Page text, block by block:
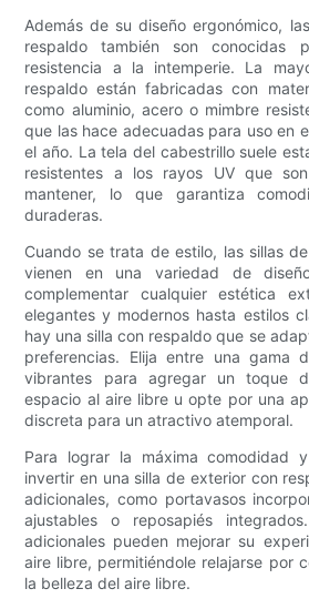
Además de su diseño ergonómico,
respaldo también son conocidas
resistencia a la intemperie. La
respaldo están fabricadas con
como aluminio, acero o mimbre
que las hace adecuadas para uso en
el año. La tela del cabestrillo suele
resistentes a los rayos UV que
mantener, lo que garantiza
duraderas.
Cuando se trata de estilo, las sillas
vienen en una variedad de
complementar cualquier estética
elegantes y modernos hasta estilos
hay una silla con respaldo que se
preferencias. Elija entre una gama
vibrantes para agregar un toque
espacio al aire libre u opte por una
discreta para un atractivo atemporal.
Para lograr la máxima comodidad
invertir en una silla de exterior con
adicionales, como portavasos
ajustables o reposapiés
adicionales pueden mejorar su
aire libre, permitiéndole relajarse por
la belleza del aire libre.